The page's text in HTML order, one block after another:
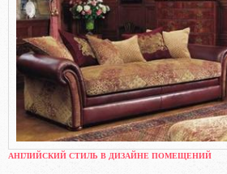
АНГЛИЙСКИЙ СТИЛЬ В ДИЗАЙНЕ ПОМЕЩЕНИЙ